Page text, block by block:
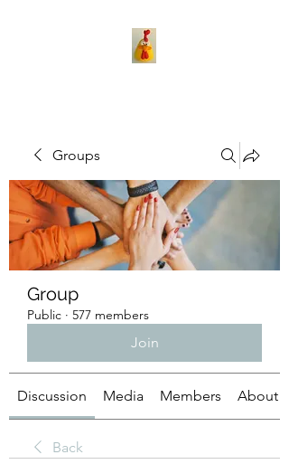
Groups
Group
Public · 577 members
Join
Discussion Media Members About
Back